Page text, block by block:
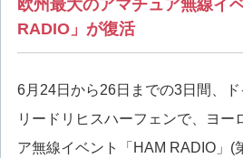
欧州最大のアマチュア無線イ
RADIO」が復活
6月24日から26日までの3日間、
リードリヒスハーフェンで、ヨー
ア無線イベント「HAM RADIO」(